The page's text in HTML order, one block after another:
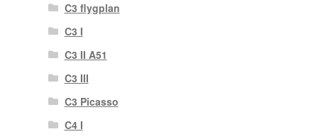
C3 flygplan
C3 I
C3 II A51
C3 III
C3 Picasso
C4 I